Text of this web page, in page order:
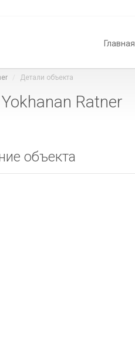
Главная
Детали объекта
Ratner
объекта